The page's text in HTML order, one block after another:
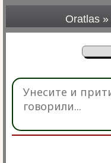
Oratlas»